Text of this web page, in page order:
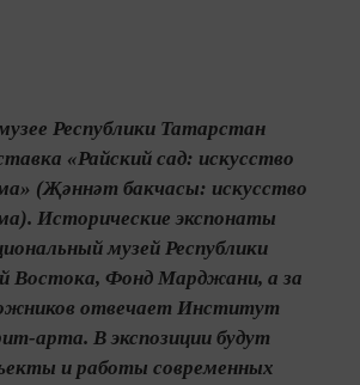
Республики Татарстан
«Райский сад: искусство
(Җәннәт бакчасы: искусство
Исторические экспонаты
музей Республики
Востока, Фонд Марджани, а за
отвечает Институт
арта. В экспозиции будут
и работы современных